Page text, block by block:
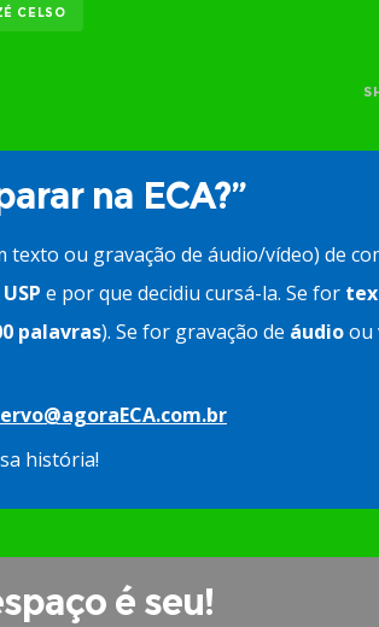
CELSO
na ECA?”
texto ou gravação de áudio/vídeo) de
e por que decidiu cursá-la. Se for
palavras). Se for gravação de áudioou
história!
é seu!